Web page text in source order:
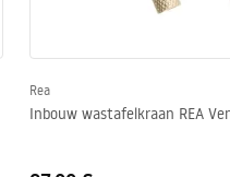
Rea
Inbouw wastafelkraan REA